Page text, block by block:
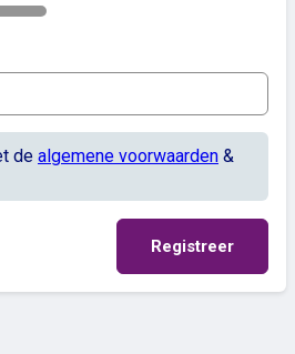
de algemene voorwaarden &
Registreer